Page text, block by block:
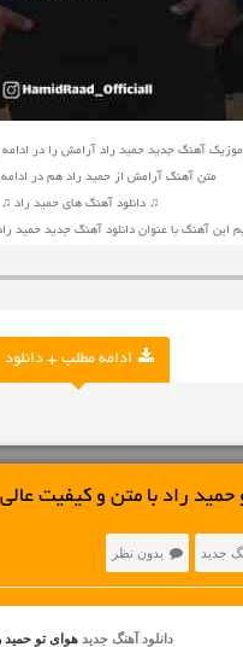
جدید حمید راد آرامش را در ادامه به رایگان و با
متن آهنگ آرامش از حمید راد هم در
♫ دانلود آهنگ های حمید راد ♫
این آهنگ با عنوان دانلود آهنگ جدید حمید
ادامه مطلب + دانلود
راد با متن و کیفیت عالی
جدید بدون نظر
دانلود آهنگ جدید هوای تو حمید